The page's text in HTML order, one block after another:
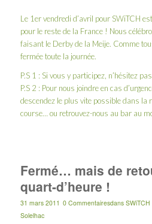
Le 1er vendredi d’avril pour SWiTCH
pour le reste de la France ! Nous
faisant le Derby de la Meije. Comme
fermée toute la journée.
P.S 1 : Si vous y participez, n’hésitez
P.S 2 : Pour nous joindre en cas
descendez le plus vite possible dans la
course… ou retrouvez-nous au bar au
Fermé… mais de
quart-d’heure !
31 mars 2011 0 Commentairesdans SWiTCH
Solelhac